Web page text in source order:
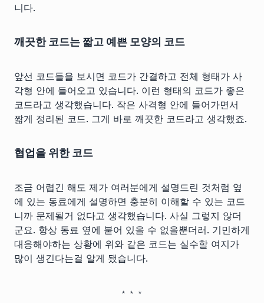
니다.
깨끗한 코드는 짧고 예쁜 모양의 코드
앞선 코드들을 보시면 코드가 간결하고 전체 형태가 사
각형 안에 들어오고 있습니다. 이런 형태의 코드가 좋은
코드라고 생각했습니다. 작은 사격형 안에 들어가면서
짧게 정리된 코드. 그게 바로 깨끗한 코드라고 생각했죠.
협업을 위한 코드
조금 어렵긴 해도 제가 여러분에게 설명드린 것처럼 옆
에 있는 동료에게 설명하면 충분히 이해할 수 있는 코드
니까 문제될거 없다고 생각했습니다. 사실 그렇지 않더
군요. 항상 동료 옆에 붙어 있을 수 없을뿐더러. 기민하게
대응해야하는 상황에 위와 같은 코드는 실수할 여지가
많이 생긴다는걸 알게 됐습니다.